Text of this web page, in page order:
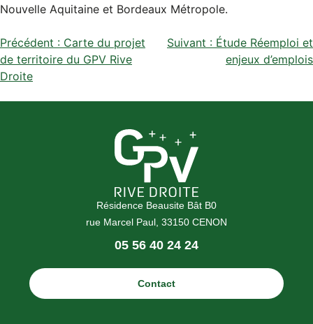
Nouvelle Aquitaine et Bordeaux Métropole.
Navigation
de
Précédent : Carte du projet
de territoire du GPV Rive
Droite
Suivant : Étude Réemploi et
enjeux d’emplois
Résidence Beausite Bât B0
rue Marcel Paul, 33150 CENON
Téléphone
05 56 40 24 24
Contact